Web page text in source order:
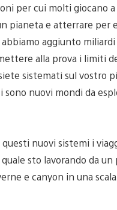
per cui molti giocano
pianeta e atterrare per
aggiunto
alla prova i limiti
sistemati sul vostro
sono nuovi mondi da
nuovi sistemi i
sto lavorando da
e canyon in una